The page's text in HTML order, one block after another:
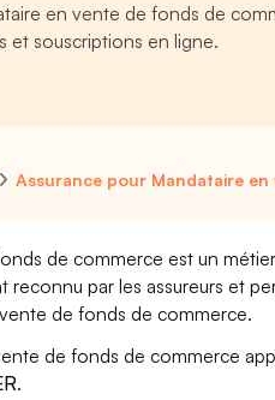
en vente de fonds de
et souscriptions en ligne.
Assurance pour Mandataire
de commerce est un
reconnu par les assureurs et
de fonds de commerce.
de fonds de commerce
.